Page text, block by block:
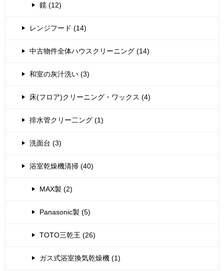
鏡 (12)
レンジフード (14)
中古物件全体ハウスクリーニング (14)
和室の灰汁洗い (3)
床(フロア)クリーニング・ワックス (4)
排水管クリー二ング (1)
洗面台 (3)
浴室乾燥機清掃 (40)
MAX製 (2)
Panasonic製 (5)
TOTO三乾王 (26)
ガス式浴室換気乾燥機 (1)